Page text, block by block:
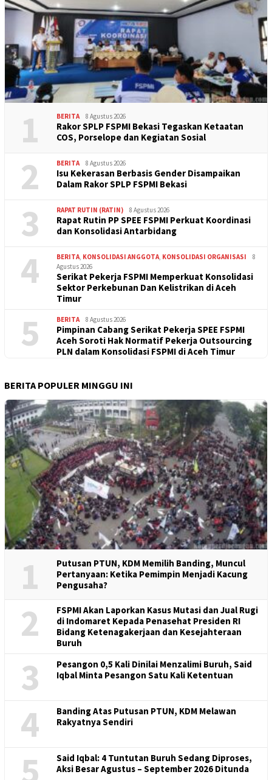
1 BERITA 8 Agustus 2026
Rakor SPLP FSPMI Bekasi Tegaskan Ketaatan
COS, Porselope dan Kegiatan Sosial
2 BERITA 8 Agustus 2026
Isu Kekerasan Berbasis Gender Disampaikan
Dalam Rakor SPLP FSPMI Bekasi
3 RAPAT RUTIN (RATIN) 8 Agustus 2026
Rapat Rutin PP SPEE FSPMI Perkuat Koordinasi
dan Konsolidasi Antarbidang
4 BERITA, KONSOLIDASI ANGGOTA, KONSOLIDASI ORGANISASI
8
Agustus 2026
Serikat Pekerja FSPMI Memperkuat Konsolidasi
Sektor Perkebunan Dan Kelistrikan di Aceh
Timur
5 BERITA 8 Agustus 2026
Pimpinan Cabang Serikat Pekerja SPEE FSPMI
Aceh Soroti Hak Normatif Pekerja Outsourcing
PLN dalam Konsolidasi FSPMI di Aceh Timur
BERITA POPULER MINGGU INI
1
Putusan PTUN, KDM Memilih Banding, Muncul
Pertanyaan: Ketika Pemimpin Menjadi Kacung
Pengusaha?
2
FSPMI Akan Laporkan Kasus Mutasi dan Jual Rugi
di Indomaret Kepada Penasehat Presiden RI
Bidang Ketenagakerjaan dan Kesejahteraan
Buruh
3
Pesangon 0,5 Kali Dinilai Menzalimi Buruh, Said
Iqbal Minta Pesangon Satu Kali Ketentuan
4
Banding Atas Putusan PTUN, KDM Melawan
Rakyatnya Sendiri
5
Said Iqbal: 4 Tuntutan Buruh Sedang Diproses,
Aksi Besar Agustus – September 2026 Ditunda